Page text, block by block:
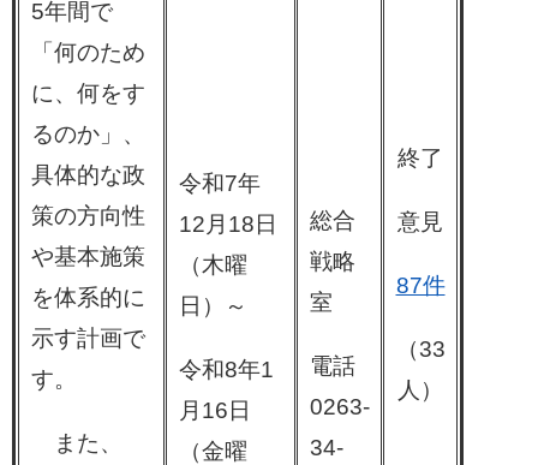
5年間で
「何のため
に、何をす
るのか」、
具体的な政
策の方向性
や基本施策
を体系的に
示す計画で
す。
また、
令和7年
12月18日
（木曜
日）～
令和8年1
月16日
（金曜
総合
戦略
室
電話
0263-
34-
終了
意見
87件
（33
人）